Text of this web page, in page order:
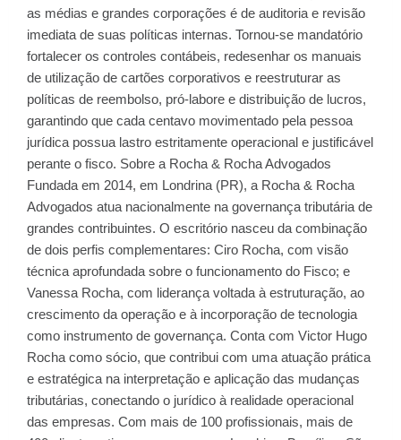
as médias e grandes corporações é de auditoria e revisão
imediata de suas políticas internas. Tornou-se mandatório
fortalecer os controles contábeis, redesenhar os manuais
de utilização de cartões corporativos e reestruturar as
políticas de reembolso, pró-labore e distribuição de lucros,
garantindo que cada centavo movimentado pela pessoa
jurídica possua lastro estritamente operacional e justificável
perante o fisco. Sobre a Rocha & Rocha Advogados
Fundada em 2014, em Londrina (PR), a Rocha & Rocha
Advogados atua nacionalmente na governança tributária de
grandes contribuintes. O escritório nasceu da combinação
de dois perfis complementares: Ciro Rocha, com visão
técnica aprofundada sobre o funcionamento do Fisco; e
Vanessa Rocha, com liderança voltada à estruturação, ao
crescimento da operação e à incorporação de tecnologia
como instrumento de governança. Conta com Victor Hugo
Rocha como sócio, que contribui com uma atuação prática
e estratégica na interpretação e aplicação das mudanças
tributárias, conectando o jurídico à realidade operacional
das empresas. Com mais de 100 profissionais, mais de